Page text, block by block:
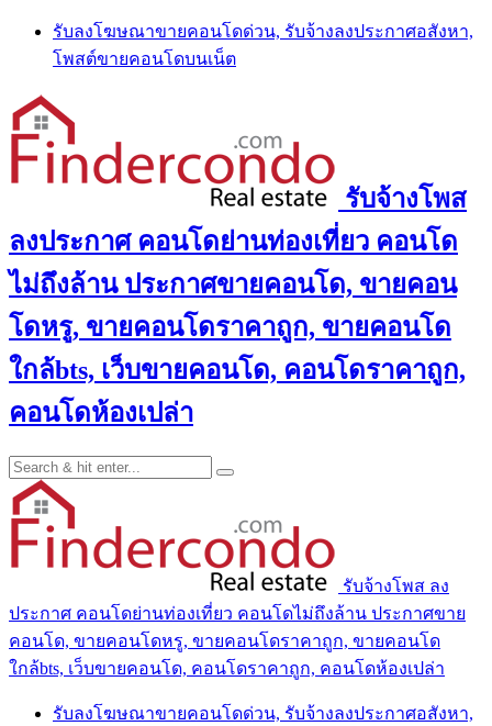
Skip
content
รับลงโฆษณาขายคอนโดด่วน, รับจ้างลงประกาศอสังหา,
โพสต์ขายคอนโดบนเน็ต
รับจ้างโพส
ลงประกาศ คอนโดย่านท่องเที่ยว คอนโด
ไม่ถึงล้าน ประกาศขายคอนโด, ขายคอน
โดหรู, ขายคอนโดราคาถูก, ขายคอนโด
ใกล้bts, เว็บขายคอนโด, คอนโดราคาถูก,
คอนโดห้องเปล่า
รับจ้างโพส ลง
ประกาศ คอนโดย่านท่องเที่ยว คอนโดไม่ถึงล้าน ประกาศขาย
คอนโด, ขายคอนโดหรู, ขายคอนโดราคาถูก, ขายคอนโด
ใกล้bts, เว็บขายคอนโด, คอนโดราคาถูก, คอนโดห้องเปล่า
รับลงโฆษณาขายคอนโดด่วน, รับจ้างลงประกาศอสังหา,